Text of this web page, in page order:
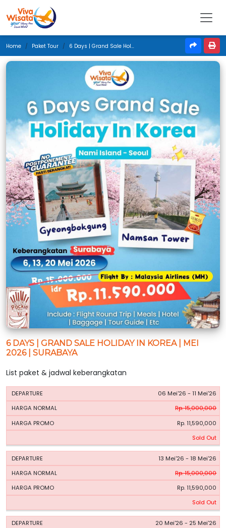
Home Paket Tour 6 Days | Grand Sale Holiday In Korea | Mei 2026 | Surabaya
6 DAYS | GRAND SALE HOLIDAY IN KOREA | MEI
2026 | SURABAYA
List paket & jadwal keberangkatan
PERIODE
HARGA
06 Mei'26 - 11 Mei'26
Rp. 15,000,000
Rp. 11,590,000
Sold Out
13 Mei'26 - 18 Mei'26
Rp. 15,000,000
Rp. 11,590,000
Sold Out
20 Mei'26 - 25 Mei'26